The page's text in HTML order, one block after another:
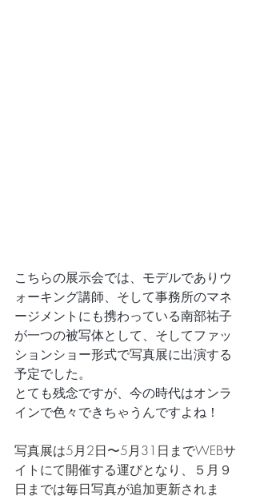
こちらの展示会では、モデルでありウ
ォーキング講師、そして事務所のマネ
ージメントにも携わっている南部祐子
が一つの被写体として、そしてファッ
ションショー形式で写真展に出演する
予定でした。
とても残念ですが、今の時代はオンラ
インで色々できちゃうんですよね！
写真展は5月2日〜5月31日までWEBサ
イトにて開催する運びとなり、５月９
日までは毎日写真が追加更新されま